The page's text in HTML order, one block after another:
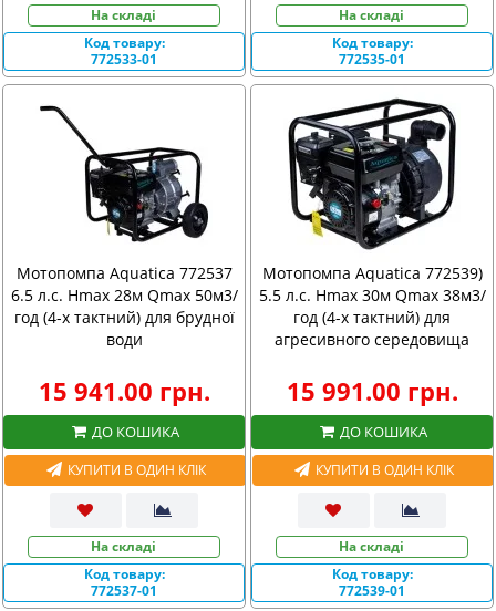
На складі
Код товару:
772533-01
На складі
Код товару:
772535-01
Мотопомпа Aquatica 772537
6.5 л.с. Hmax 28м Qmax 50м3/
год (4-х тактний) для брудної
води
15 941.00 грн.
ДО КОШИКА
КУПИТИ В ОДИН КЛІК
На складі
Код товару:
772537-01
Мотопомпа Aquatica 772539)
5.5 л.с. Hmax 30м Qmax 38м3/
год (4-х тактний) для
агресивного середовища
15 991.00 грн.
ДО КОШИКА
КУПИТИ В ОДИН КЛІК
На складі
Код товару:
772539-01